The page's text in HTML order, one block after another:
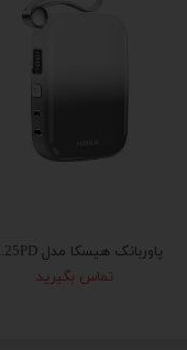
پرینتر چندکاره لیزری رنگی اچ پی مدل 277dw پرو برق ۲۲۰ فابریک LaserJet Pro MFP M277dw
تماس بگیرید